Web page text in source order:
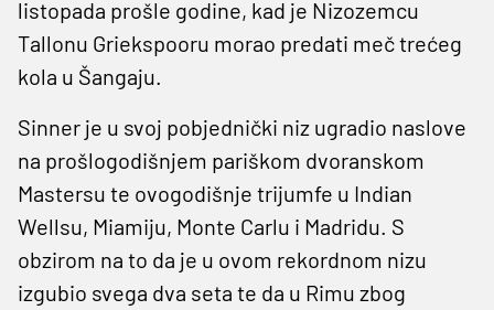
listopada prošle godine, kad je Nizozemcu
Tallonu Griekspooru morao predati meč trećeg
kola u Šangaju.
Sinner je u svoj pobjednički niz ugradio naslove
na prošlogodišnjem pariškom dvoranskom
Mastersu te ovogodišnje trijumfe u Indian
Wellsu, Miamiju, Monte Carlu i Madridu. S
obzirom na to da je u ovom rekordnom nizu
izgubio svega dva seta te da u Rimu zbog